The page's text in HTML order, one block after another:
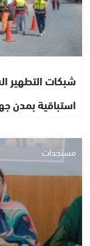
شبكات التطهير
استباقية بمدن
مستجدات